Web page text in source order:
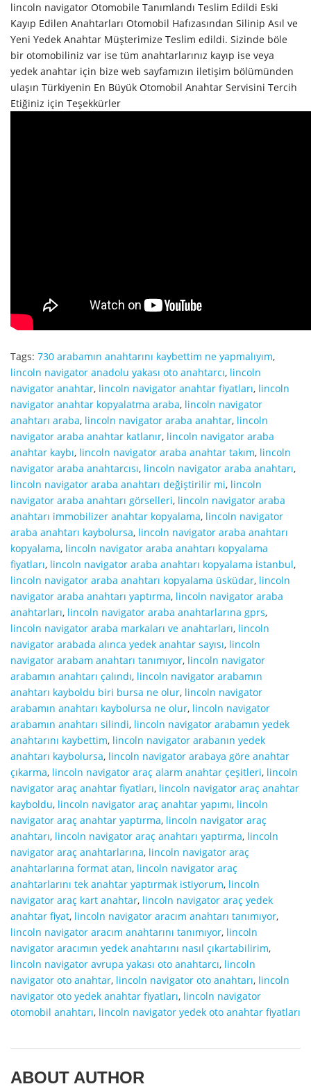
lincoln navigator Otomobile Tanımlandı Teslim Edildi Eski
Kayıp Edilen Anahtarları Otomobil Hafızasından Silinip Asıl ve
Yeni Yedek Anahtar Müşterimize Teslim edildi. Sizinde böle
bir otomobiliniz var ise tüm anahtarlarınız kayıp ise veya
yedek anahtar için bize web sayfamızın iletişim bölümünden
ulaşın Türkiyenin En Büyük Otomobil Anahtar Servisini Tercih
Etiğiniz için Teşekkürler
Tags: 730 arabamın anahtarını kaybettim ne yapmalıyım,
lincoln navigator anadolu yakası oto anahtarcı, lincoln
navigator anahtar, lincoln navigator anahtar fiyatları, lincoln
navigator anahtar kopyalatma araba, lincoln navigator
anahtarı araba, lincoln navigator araba anahtar, lincoln
navigator araba anahtar katlanır, lincoln navigator araba
anahtar kaybı, lincoln navigator araba anahtar takım, lincoln
navigator araba anahtarcısı, lincoln navigator araba anahtarı,
lincoln navigator araba anahtarı değiştirilir mi, lincoln
navigator araba anahtarı görselleri, lincoln navigator araba
anahtarı immobilizer anahtar kopyalama, lincoln navigator
araba anahtarı kaybolursa, lincoln navigator araba anahtarı
kopyalama, lincoln navigator araba anahtarı kopyalama
fiyatları, lincoln navigator araba anahtarı kopyalama istanbul,
lincoln navigator araba anahtarı kopyalama üsküdar, lincoln
navigator araba anahtarı yaptırma, lincoln navigator araba
anahtarları, lincoln navigator araba anahtarlarına gprs,
lincoln navigator araba markaları ve anahtarları, lincoln
navigator arabada alınca yedek anahtar sayısı, lincoln
navigator arabam anahtarı tanımıyor, lincoln navigator
arabamın anahtarı çalındı, lincoln navigator arabamın
anahtarı kayboldu biri bursa ne olur, lincoln navigator
arabamın anahtarı kaybolursa ne olur, lincoln navigator
arabamın anahtarı silindi, lincoln navigator arabamın yedek
anahtarını kaybettim, lincoln navigator arabanın yedek
anahtarı kaybolursa, lincoln navigator arabaya göre anahtar
çıkarma, lincoln navigator araç alarm anahtar çeşitleri, lincoln
navigator araç anahtar fiyatları, lincoln navigator araç anahtar
kayboldu, lincoln navigator araç anahtar yapımı, lincoln
navigator araç anahtar yaptırma, lincoln navigator araç
anahtarı, lincoln navigator araç anahtarı yaptırma, lincoln
navigator araç anahtarlarına, lincoln navigator araç
anahtarlarına format atan, lincoln navigator araç
anahtarlarını tek anahtar yaptırmak istiyorum, lincoln
navigator araç kart anahtar, lincoln navigator araç yedek
anahtar fiyat, lincoln navigator aracım anahtarı tanımıyor,
lincoln navigator aracım anahtarını tanımıyor, lincoln
navigator aracımın yedek anahtarını nasıl çıkartabilirim,
lincoln navigator avrupa yakası oto anahtarcı, lincoln
navigator oto anahtar, lincoln navigator oto anahtarı, lincoln
navigator oto yedek anahtar fiyatları, lincoln navigator
otomobil anahtarı, lincoln navigator yedek oto anahtar fiyatları
ABOUT AUTHOR